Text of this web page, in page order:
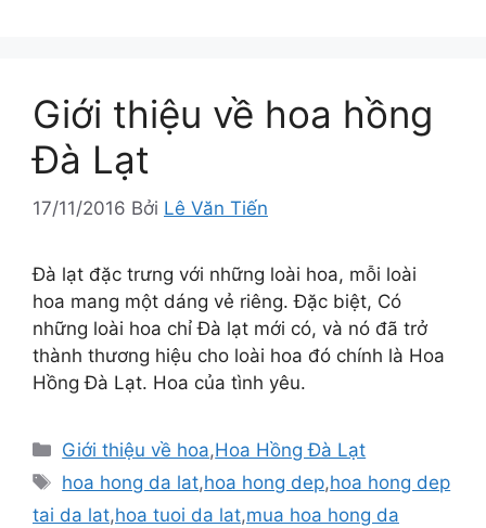
Giới thiệu về hoa hồng
Đà Lạt
17/11/2016 Bởi Lê Văn Tiến
Đà lạt đặc trưng với những loài hoa, mỗi loài
hoa mang một dáng vẻ riêng. Đặc biệt, Có
những loài hoa chỉ Đà lạt mới có, và nó đã trở
thành thương hiệu cho loài hoa đó chính là Hoa
Hồng Đà Lạt. Hoa của tình yêu.
Danh
mục
Giới thiệu về hoa,Hoa Hồng Đà Lạt
Thẻ
hoa hong da lat,hoa hong dep,hoa hong dep
tai da lat,hoa tuoi da lat,mua hoa hong da